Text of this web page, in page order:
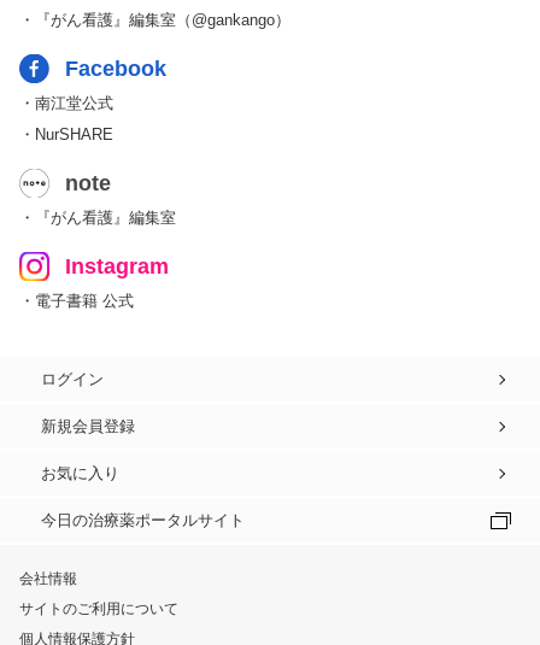
・『がん看護』編集室（@gankango）
Facebook
・南江堂公式
・NurSHARE
note
・『がん看護』編集室
Instagram
・電子書籍 公式
ログイン
新規会員登録
お気に入り
今日の治療薬ポータルサイト
会社情報
サイトのご利用について
個人情報保護方針